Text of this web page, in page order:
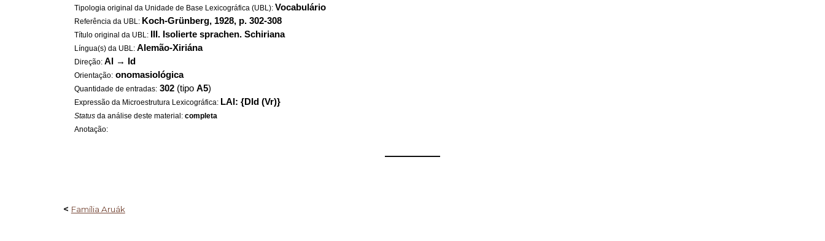
Tipologia original da Unidade de Base Lexicográfica (UBL): Vocabulário
Referência da UBL: Koch-Grünberg, 1928, p. 302-308
Título original da UBL: III. Isolierte sprachen. Schiriana
Língua(s) da UBL:Alemão-Xiriána
Direção:Al → Id
Orientação: onomasiológica
Quantidade de entradas: 302 (tipoA5)
Expressão da Microestrutura Lexicográfica: LAl: {DId (Vr)}
Status da análise deste material:completa
Anotação:
——————
< Família Aruák